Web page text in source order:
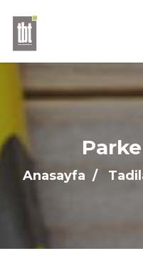
Anasayfa